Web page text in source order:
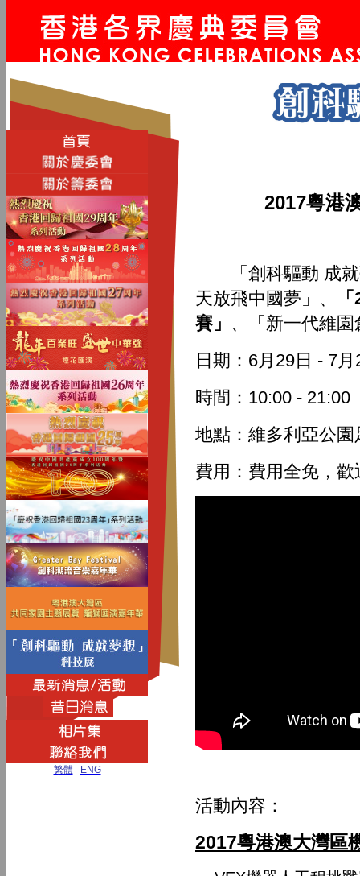
繁體 ENG
2017粵港
「創科驅動 成就
天放飛中國夢」、
賽」 、「新一代維
日期：6月29日 - 7月
時間：10:00 - 21:00
地點：維多利亞公園
費用：費用全免，歡
活動內容：
2017粵港澳大灣區